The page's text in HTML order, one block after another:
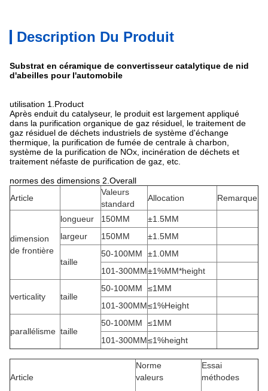
Description Du Produit
Substrat en céramique de convertisseur catalytique de nid
d'abeilles pour l'automobile
utilisation 1.Product
Après enduit du catalyseur, le produit est largement appliqué
dans la purification organique de gaz résiduel, le traitement de
gaz résiduel de déchets industriels de système d'échange
thermique, la purification de fumée de centrale à charbon,
système de la purification de NOx, incinération de déchets et
traitement néfaste de purification de gaz, etc.
normes des dimensions 2.Overall
Article
Valeurs
standard
Allocation Remarque
dimension
de frontière
longueur 150MM
±1.5MM
largeur
150MM ±1.5MM
taille
50-100MM
±1.0MM
101-300MM±1%MM*height
verticality taille
50-100MM
≤1MM
101-300MM≤1%Height
parallélisme taille
50-100MM
≤1MM
101-300MM≤1%height
Article
Norme
valeurs
Essai
méthodes